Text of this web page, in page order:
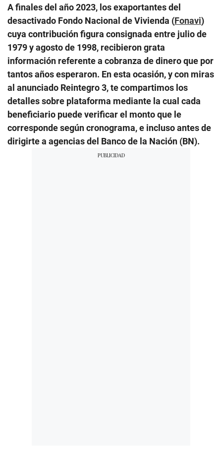
A finales del año 2023, los exaportantes del
desactivado Fondo Nacional de Vivienda (Fonavi)
cuya contribución figura consignada entre julio de
1979 y agosto de 1998, recibieron grata
información referente a cobranza de dinero que por
tantos años esperaron. En esta ocasión, y con miras
al anunciado Reintegro 3, te compartimos los
detalles sobre plataforma mediante la cual cada
beneficiario puede verificar el monto que le
corresponde según cronograma, e incluso antes de
dirigirte a agencias del Banco de la Nación (BN).